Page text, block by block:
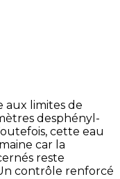
aux limites de
desphényl-
cette eau
car la
reste
contrôle renforcé